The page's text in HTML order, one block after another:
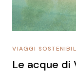
VIAGGI
Le acque di